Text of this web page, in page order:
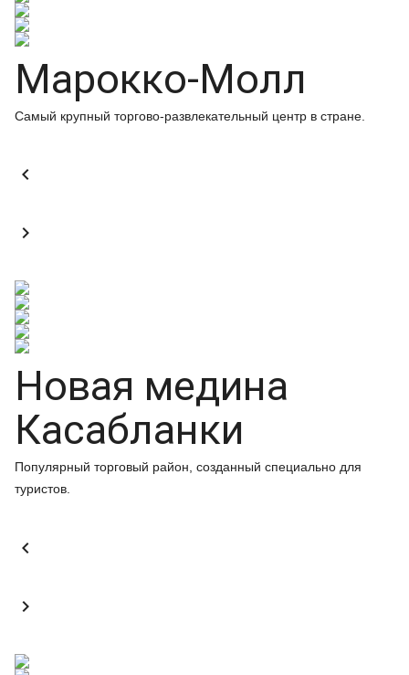
Марокко-Молл
Самый крупный торгово-развлекательный центр в стране.


Новая медина
Касабланки
Популярный торговый район, созданный специально для
туристов.

